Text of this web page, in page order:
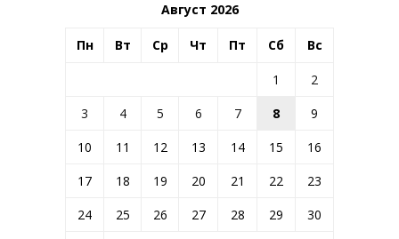
Август 2026
Пн Вт Ср Чт Пт Сб Вс
1
2
3
4 5 6 7 8
9
10
11 12 13 14 15
16
17
18 19 20 21 22
23
24
25 26 27 28 29
30